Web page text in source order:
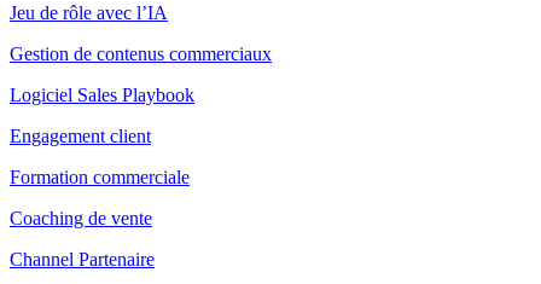
Jeu de rôle avec l’IA
Gestion de contenus commerciaux
Logiciel Sales Playbook
Engagement client
Formation commerciale
Coaching de vente
Channel Partenaire